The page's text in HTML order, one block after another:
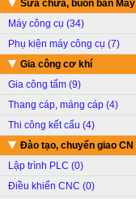
Sửa chữa, buôn bán Máy
Máy công cụ (34)
Phụ kiện máy công cụ (7)
Gia công cơ khí
Gia công tấm (9)
Thang cáp, máng cáp (4)
Thi công kết cấu (4)
Đào tạo, chuyển giao CN
Lập trình PLC (0)
Điều khiển CNC (0)